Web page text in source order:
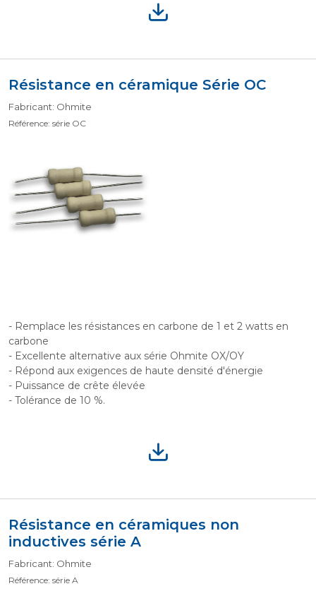
Résistance en céramique Série OC
Fabricant: Ohmite
Référence: série OC
- Remplace les résistances en carbone de 1 et 2 watts en
carbone
- Excellente alternative aux série Ohmite OX/OY
- Répond aux exigences de haute densité d'énergie
- Puissance de crête élevée
- Tolérance de 10 %.
Résistance en céramiques non
inductives série A
Fabricant: Ohmite
Référence: série A